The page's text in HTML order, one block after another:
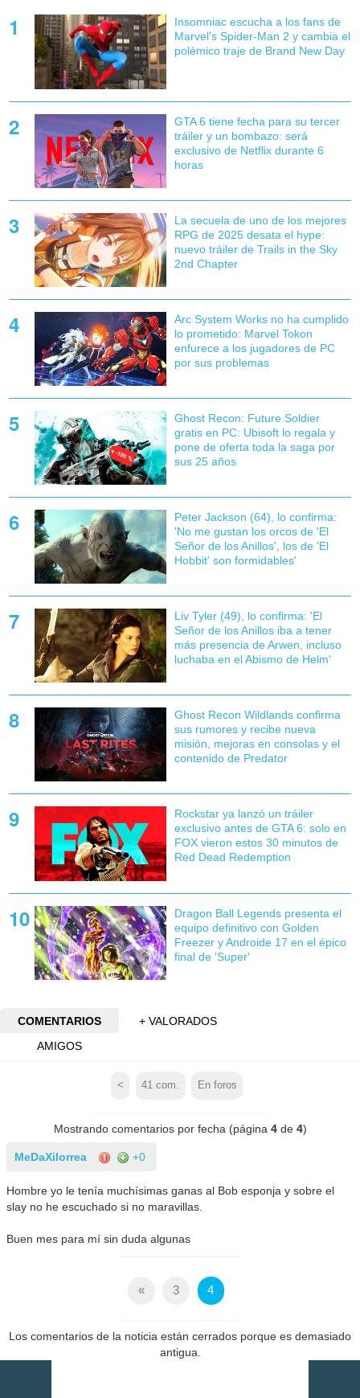
Insomniac escucha a los fans de
Marvel's Spider-Man 2 y cambia el
polémico traje de Brand New Day
GTA 6 tiene fecha para su tercer
tráiler y un bombazo: será
exclusivo de Netflix durante 6
horas
La secuela de uno de los mejores
RPG de 2025 desata el hype:
nuevo tráiler de Trails in the Sky
2nd Chapter
Arc System Works no ha cumplido
lo prometido: Marvel Tokon
enfurece a los jugadores de PC
por sus problemas
Ghost Recon: Future Soldier
gratis en PC: Ubisoft lo regala y
pone de oferta toda la saga por
sus 25 años
Peter Jackson (64), lo confirma:
'No me gustan los orcos de 'El
Señor de los Anillos', los de 'El
Hobbit' son formidables'
Liv Tyler (49), lo confirma: 'El
Señor de los Anillos iba a tener
más presencia de Arwen, incluso
luchaba en el Abismo de Helm'
Ghost Recon Wildlands confirma
sus rumores y recibe nueva
misión, mejoras en consolas y el
contenido de Predator
Rockstar ya lanzó un tráiler
exclusivo antes de GTA 6: solo en
FOX vieron estos 30 minutos de
Red Dead Redemption
Dragon Ball Legends presenta el
equipo definitivo con Golden
Freezer y Androide 17 en el épico
final de 'Super'
COMENTARIOS
+ VALORADOS
AMIGOS
< 41 com. En foros
Mostrando comentarios por fecha (página 4de 4)
MeDaXilorrea +0
Hombre yo le tenía muchísimas ganas al Bob esponja y sobre el
slay no he escuchado si no maravillas.
Buen mes para mí sin duda algunas
« 3 4
Los comentarios de la noticia están cerrados porque es demasiado
antigua.